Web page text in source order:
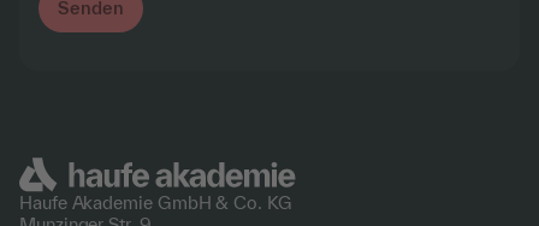
Haufe Akademie GmbH & Co. KG